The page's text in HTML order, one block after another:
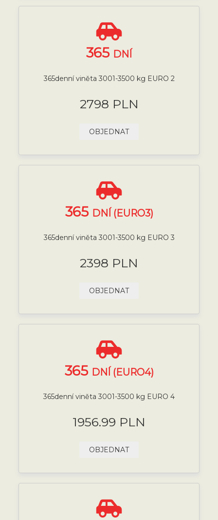
365 DNÍ
365denní viněta 3001-3500 kg EURO 2
2798 PLN
OBJEDNAT
365 DNÍ (EURO3)
365denní viněta 3001-3500 kg EURO 3
2398 PLN
OBJEDNAT
365 DNÍ (EURO4)
365denní viněta 3001-3500 kg EURO 4
1956.99 PLN
OBJEDNAT